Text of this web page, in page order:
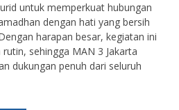
untuk memperkuat hubungan
dengan hati yang bersih
harapan besar, kegiatan ini
sehingga MAN 3 Jakarta
dukungan penuh dari seluruh